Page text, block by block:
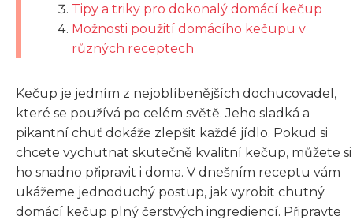
Tipy a triky pro dokonalý domácí kečup
Možnosti použití domácího kečupu v
různých receptech
Kečup je jedním z nejoblíbenějších dochucovadel,
které se používá po celém světě. Jeho sladká a
pikantní chuť dokáže zlepšit každé jídlo. Pokud si
chcete vychutnat skutečně kvalitní kečup, můžete si
ho snadno připravit i doma. V dnešním receptu vám
ukážeme jednoduchý postup, jak vyrobit chutný
domácí kečup plný čerstvých ingrediencí. Připravte